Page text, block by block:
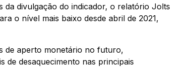
divulgação do indicador, o relatório Jolts
o nível mais baixo desde abril de 2021,
de aperto monetário no futuro,
de desaquecimento nas principais